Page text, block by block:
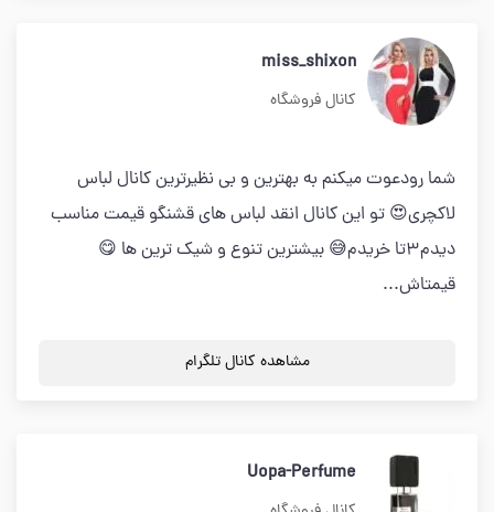
miss_shixon
کانال فروشگاه
شما رودعوت میکنم به بهترین و بی نظیرترین کانال لباس
لاکچری😍 تو اين كانال انقد لباس های قشنگو قيمت مناسب
ديدم٣تا خريدم😅 بیشترین تنوع و شیک ترین ها 😋
قيمتاش...
مشاهده کانال تلگرام
Uopa-Perfume